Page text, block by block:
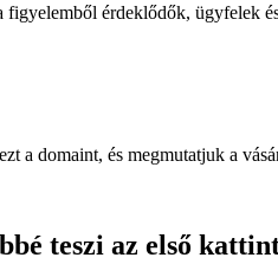
érdeklődők, ügyfelek
a domaint, és megmutatjuk a
teszi az első